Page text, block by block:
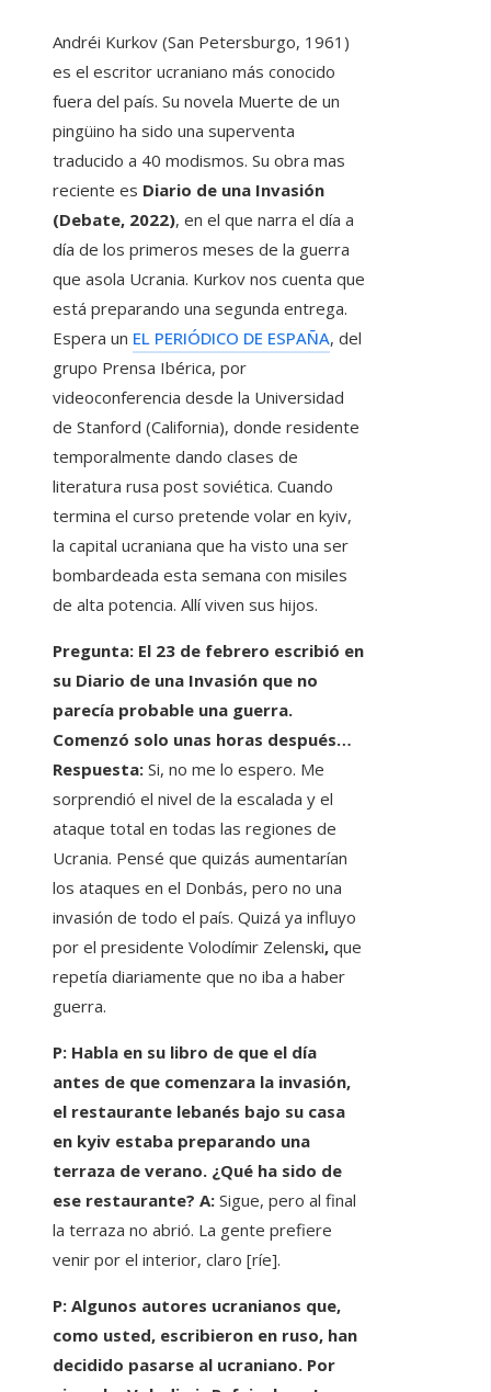
Andréi Kurkov (San Petersburgo, 1961)
es el escritor ucraniano más conocido
fuera del país. Su novela Muerte de un
pingüino ha sido una superventa
traducido a 40 modismos. Su obra mas
reciente es Diario de una Invasión
(Debate, 2022), en el que narra el día a
día de los primeros meses de la guerra
que asola Ucrania. Kurkov nos cuenta que
está preparando una segunda entrega.
Espera un EL PERIÓDICO DE ESPAÑA, del
grupo Prensa Ibérica, por
videoconferencia desde la Universidad
de Stanford (California), donde residente
temporalmente dando clases de
literatura rusa post soviética. Cuando
termina el curso pretende volar en kyiv,
la capital ucraniana que ha visto una ser
bombardeada esta semana con misiles
de alta potencia. Allí viven sus hijos.
Pregunta: El 23 de febrero escribió en
su Diario de una Invasión que no
parecía probable una guerra.
Comenzó solo unas horas después…
Respuesta: Si, no me lo espero. Me
sorprendió el nivel de la escalada y el
ataque total en todas las regiones de
Ucrania. Pensé que quizás aumentarían
los ataques en el Donbás, pero no una
invasión de todo el país. Quizá ya influyo
por el presidente Volodímir Zelenski, que
repetía diariamente que no iba a haber
guerra.
P: Habla en su libro de que el día
antes de que comenzara la invasión,
el restaurante lebanés bajo su casa
en kyiv estaba preparando una
terraza de verano. ¿Qué ha sido de
ese restaurante? A: Sigue, pero al final
la terraza no abrió. La gente prefiere
venir por el interior, claro [ríe].
P: Algunos autores ucranianos que,
como usted, escribieron en ruso, han
decidido pasarse al ucraniano. Por